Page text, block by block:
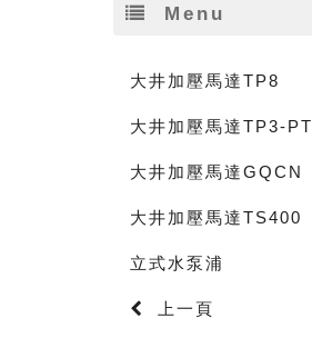
Menu
大井加壓馬達TP8
大井加壓馬達TP3-PT
大井加壓馬達GQCN
大井加壓馬達TS400
立式水泵浦
上一頁